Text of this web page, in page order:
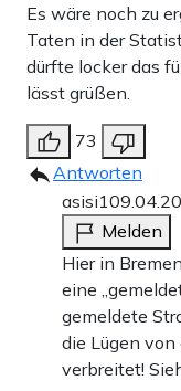
Es wäre noch zu
Taten in der
dürfte locker das
lässt grüßen.
73
Antworten
asisi1
Melden
Hier in
eine
gemeldete
die Lügen
verbreitet!